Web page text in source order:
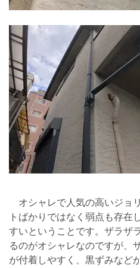
オシャレで人気の高いジョ
トばかりではなく弱点も存在
すいということです。ザラザ
るのがオシャレなのですが、
が付着しやすく、黒ずみなど